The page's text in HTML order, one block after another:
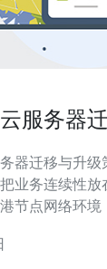
服务器
器迁移与升级
业务连续性
节点网络环境
移前评估与规划 迁移前